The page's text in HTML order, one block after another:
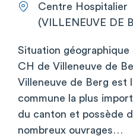
Centre Hospitalier
(VILLENEUVE DE
Situation géographique
CH de Villeneuve de
Villeneuve de Berg est
commune la plus
du canton et possède
nombreux ouvrages…